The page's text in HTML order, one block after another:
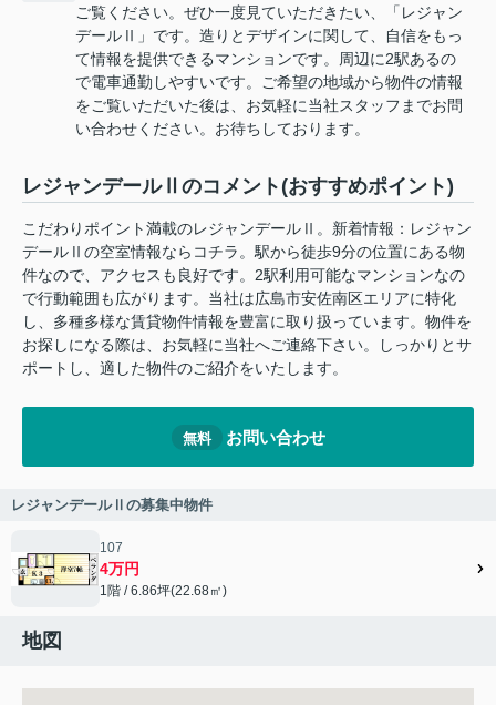
ご覧ください。ぜひ一度見ていただきたい、「レジャン
デールⅡ」です。造りとデザインに関して、自信をもっ
て情報を提供できるマンションです。周辺に2駅あるの
で電車通勤しやすいです。ご希望の地域から物件の情報
をご覧いただいた後は、お気軽に当社スタッフまでお問
い合わせください。お待ちしております。
レジャンデールⅡのコメント(おすすめポイント)
こだわりポイント満載のレジャンデールⅡ。新着情報：レジャン
デールⅡの空室情報ならコチラ。駅から徒歩9分の位置にある物
件なので、アクセスも良好です。2駅利用可能なマンションなの
で行動範囲も広がります。当社は広島市安佐南区エリアに特化
し、多種多様な賃貸物件情報を豊富に取り扱っています。物件を
お探しになる際は、お気軽に当社へご連絡下さい。しっかりとサ
ポートし、適した物件のご紹介をいたします。
無料 お問い合わせ
レジャンデールⅡの募集中物件
107
4万円
1階 / 6.86坪(22.68㎡)
地図